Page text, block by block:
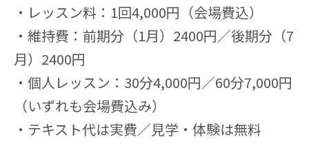
・レッスン料：1回4,000円（会場費込）
・維持費：前期分（1月）2400円／後期分（7
月）2400円
・個人レッスン：30分4,000円／60分7,000円
（いずれも会場費込み）
・テキスト代は実費／見学・体験は無料